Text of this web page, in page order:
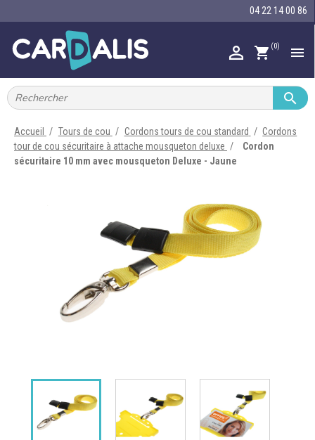
04 22 14 00 86
 shopping_cart (0) 
IMPRIMANTES À BADGES 
CARTE ET BADGE

Accueil Tours de cou Cordons tours de cou standard
Cordons
tour de cou sécuritaire à attache mousqueton deluxe
Cordon
sécuritaire 10 mm avec mousqueton Deluxe - Jaune